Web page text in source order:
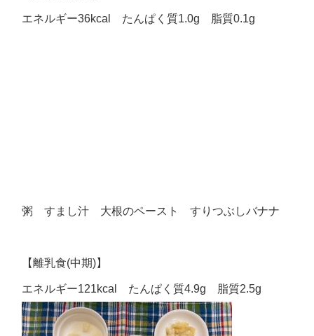
エネルギー36kcal たんぱく質1.0g 脂質0.1g
粥 すまし汁 大根のペースト すりつぶしバナナ
【離乳食(中期)】
エネルギー121kcal たんぱく質4.9g 脂質2.5g